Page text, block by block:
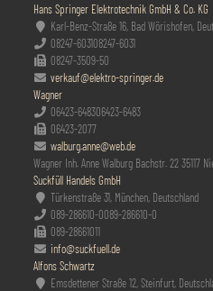
Hans Springer Elektrotechnik GmbH & Co. KG
Karl-Benz-Straße 16, Bad Wörishofen,
08247-603108247-6031
08247-3509-50
verkauf@elektro-springer.de
Wagner
06423-648306423-6483
06423-2077
walburg.anne@web.de
Wagner Inh. Anne Walburg Bachstr. 22 35117
Suckfüll Handels GmbH
Türkenstraße 31, München, Deutschland
089-286610-0089-286610-0
089-28661011
info@suckfuell.de
Alfons Schwartz
Emsdettener Straße 12, Steinfurt,